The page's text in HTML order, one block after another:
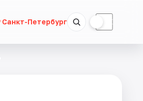
Санкт-Петербург ☾